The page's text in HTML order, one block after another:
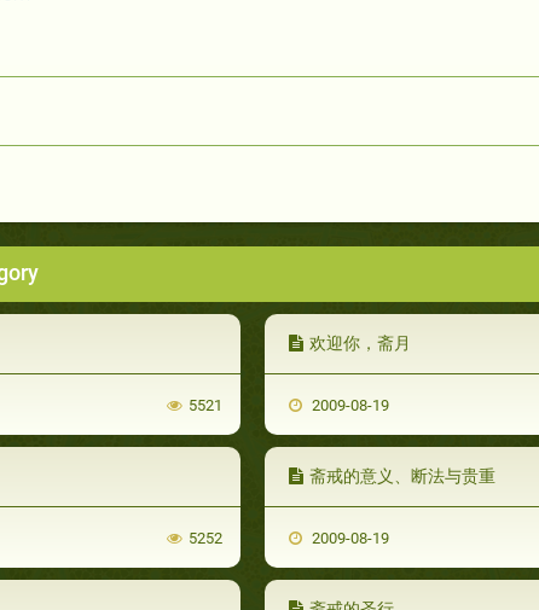
5521
欢迎你，斋月
2009-08-19
5252
斋戒的意义、断法与贵重
2009-08-19